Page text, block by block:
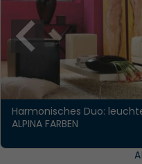
Harmonisches Duo:
ALPINA FARBEN